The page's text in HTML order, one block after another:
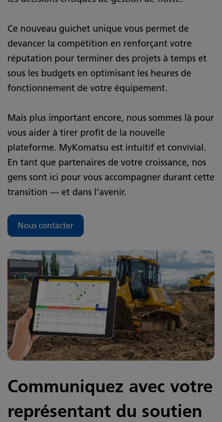
Ce nouveau guichet unique vous permet de
devancer la compétition en renforçant votre
réputation pour terminer des projets à temps et
sous les budgets en optimisant les heures de
fonctionnement de votre équipement.
Mais plus important encore, nous sommes là pour
vous aider à tirer profit de la nouvelle
plateforme. MyKomatsu est intuitif et convivial.
En tant que partenaires de votre croissance, nos
gens sont ici pour vous accompagner durant cette
transition — et dans l’avenir.
Nous contacter
Communiquez avec votre
représentant du soutien